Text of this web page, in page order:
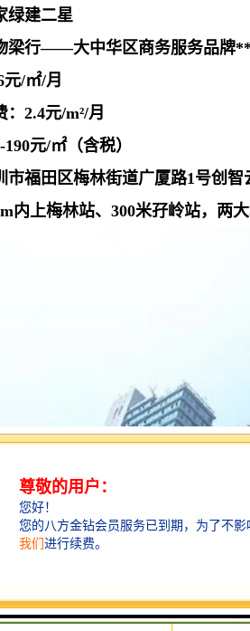
绿建二星
梁行——大中华区商务服务品牌
/㎡/月
2.4元/m²/月
元/㎡（含税）
市福田区梅林街道广厦路1号创智
内上梅林站、300米孖岭站，两